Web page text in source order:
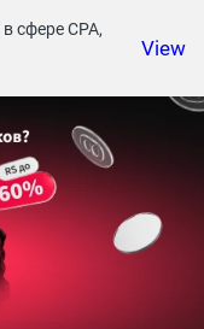
сфере СРА,
View